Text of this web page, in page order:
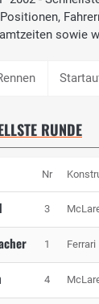
sowie
RUNDE
Nr
3
1 Ferrari
4